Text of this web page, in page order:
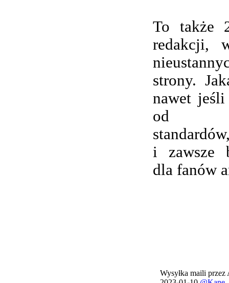
To także
redakcji,
strony.
nawet
od
i zawsze
dla fanów
Wysyłka maili